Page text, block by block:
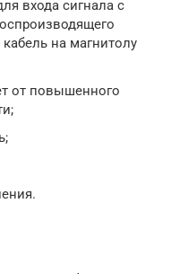
входа сигнала с
на магнитолу
от повышенного